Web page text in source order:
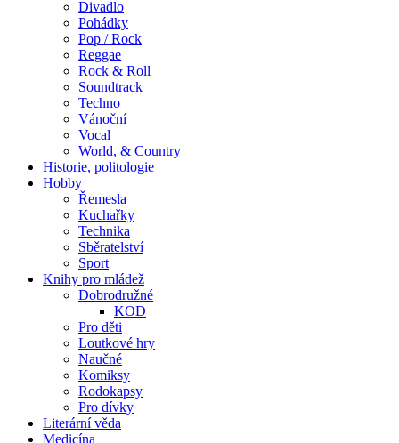
Divadlo
Pohádky
Pop / Rock
Reggae
Rock & Roll
Soundtrack
Techno
Vánoční
Vocal
World, & Country
Historie, politologie
Hobby
Řemesla
Kuchařky
Technika
Sběratelství
Sport
Knihy pro mládež
Dobrodružné
KOD
Pro děti
Loutkové hry
Naučné
Komiksy
Rodokapsy
Pro dívky
Literární věda
Medicína